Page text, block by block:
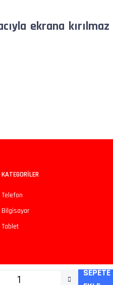
ekrana
SEPETE
KATEGORİLER
Telefon
Bilgisayar
Tablet